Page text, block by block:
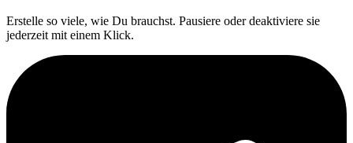
Erstelle so viele, wie Du brauchst. Pausiere oder deaktiviere sie
jederzeit mit einem Klick.